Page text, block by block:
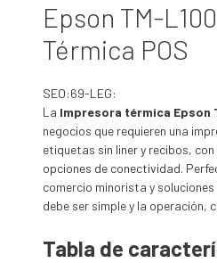
Epson TM-
Térmica POS
SEO:69-LEG:
La Impresora térmica Epson
negocios que requieren una
etiquetas sin liner y recibos,
opciones de conectividad.
comercio minorista y
debe ser simple y la operación,
Tabla de